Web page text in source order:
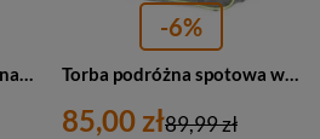
Torba podróżna do ręki i na ramię szara — Peterson PTN GBP-16
-6%
Torba podróżna spotowa weekendowa Bellugio GR-7801 materiałowa szara
85,00 zł89,99 zł